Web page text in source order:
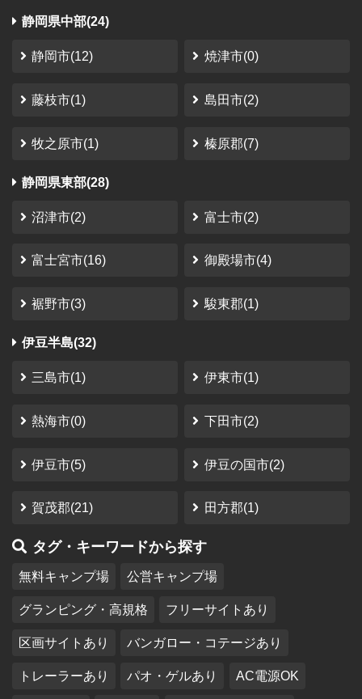
静岡市 利用時期：2023年1月
コレからな感じではありましたけど、スタッフさ
満足度は非常に高かったです。
ちょっとちょっとって感じたかな。 家族向けに作ってる
格を下げてください。 特にソロキャン...
静岡県中部(24)
静岡市(12) 焼津市(0)
藤枝市(1) 島田市(2)
牧之原市(1) 榛原郡(7)
静岡県東部(28)
沼津市(2) 富士市(2)
富士宮市(16) 御殿場市(4)
裾野市(3) 駿東郡(1)
伊豆半島(32)
三島市(1) 伊東市(1)
熱海市(0) 下田市(2)
伊豆市(5) 伊豆の国市(2)
賀茂郡(21) 田方郡(1)
タグ・キーワードから探す
無料キャンプ場 公営キャンプ場
グランピング・高規格 フリーサイトあり
区画サイトあり バンガロー・コテージあり
トレーラーあり パオ・ゲルあり AC電源OK